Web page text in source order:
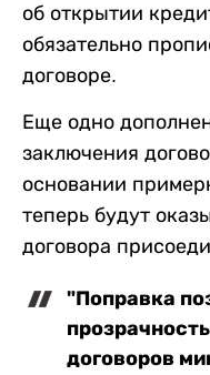
об открытии
обязательно
договоре.
Еще одно
заключения
основании
теперь будут
договора
"Поправка
договоров